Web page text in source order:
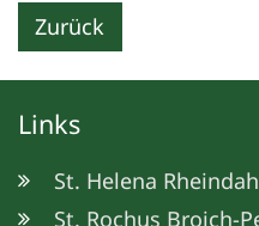
Zurück
Links
St. Helena
St. Rochus Broich-